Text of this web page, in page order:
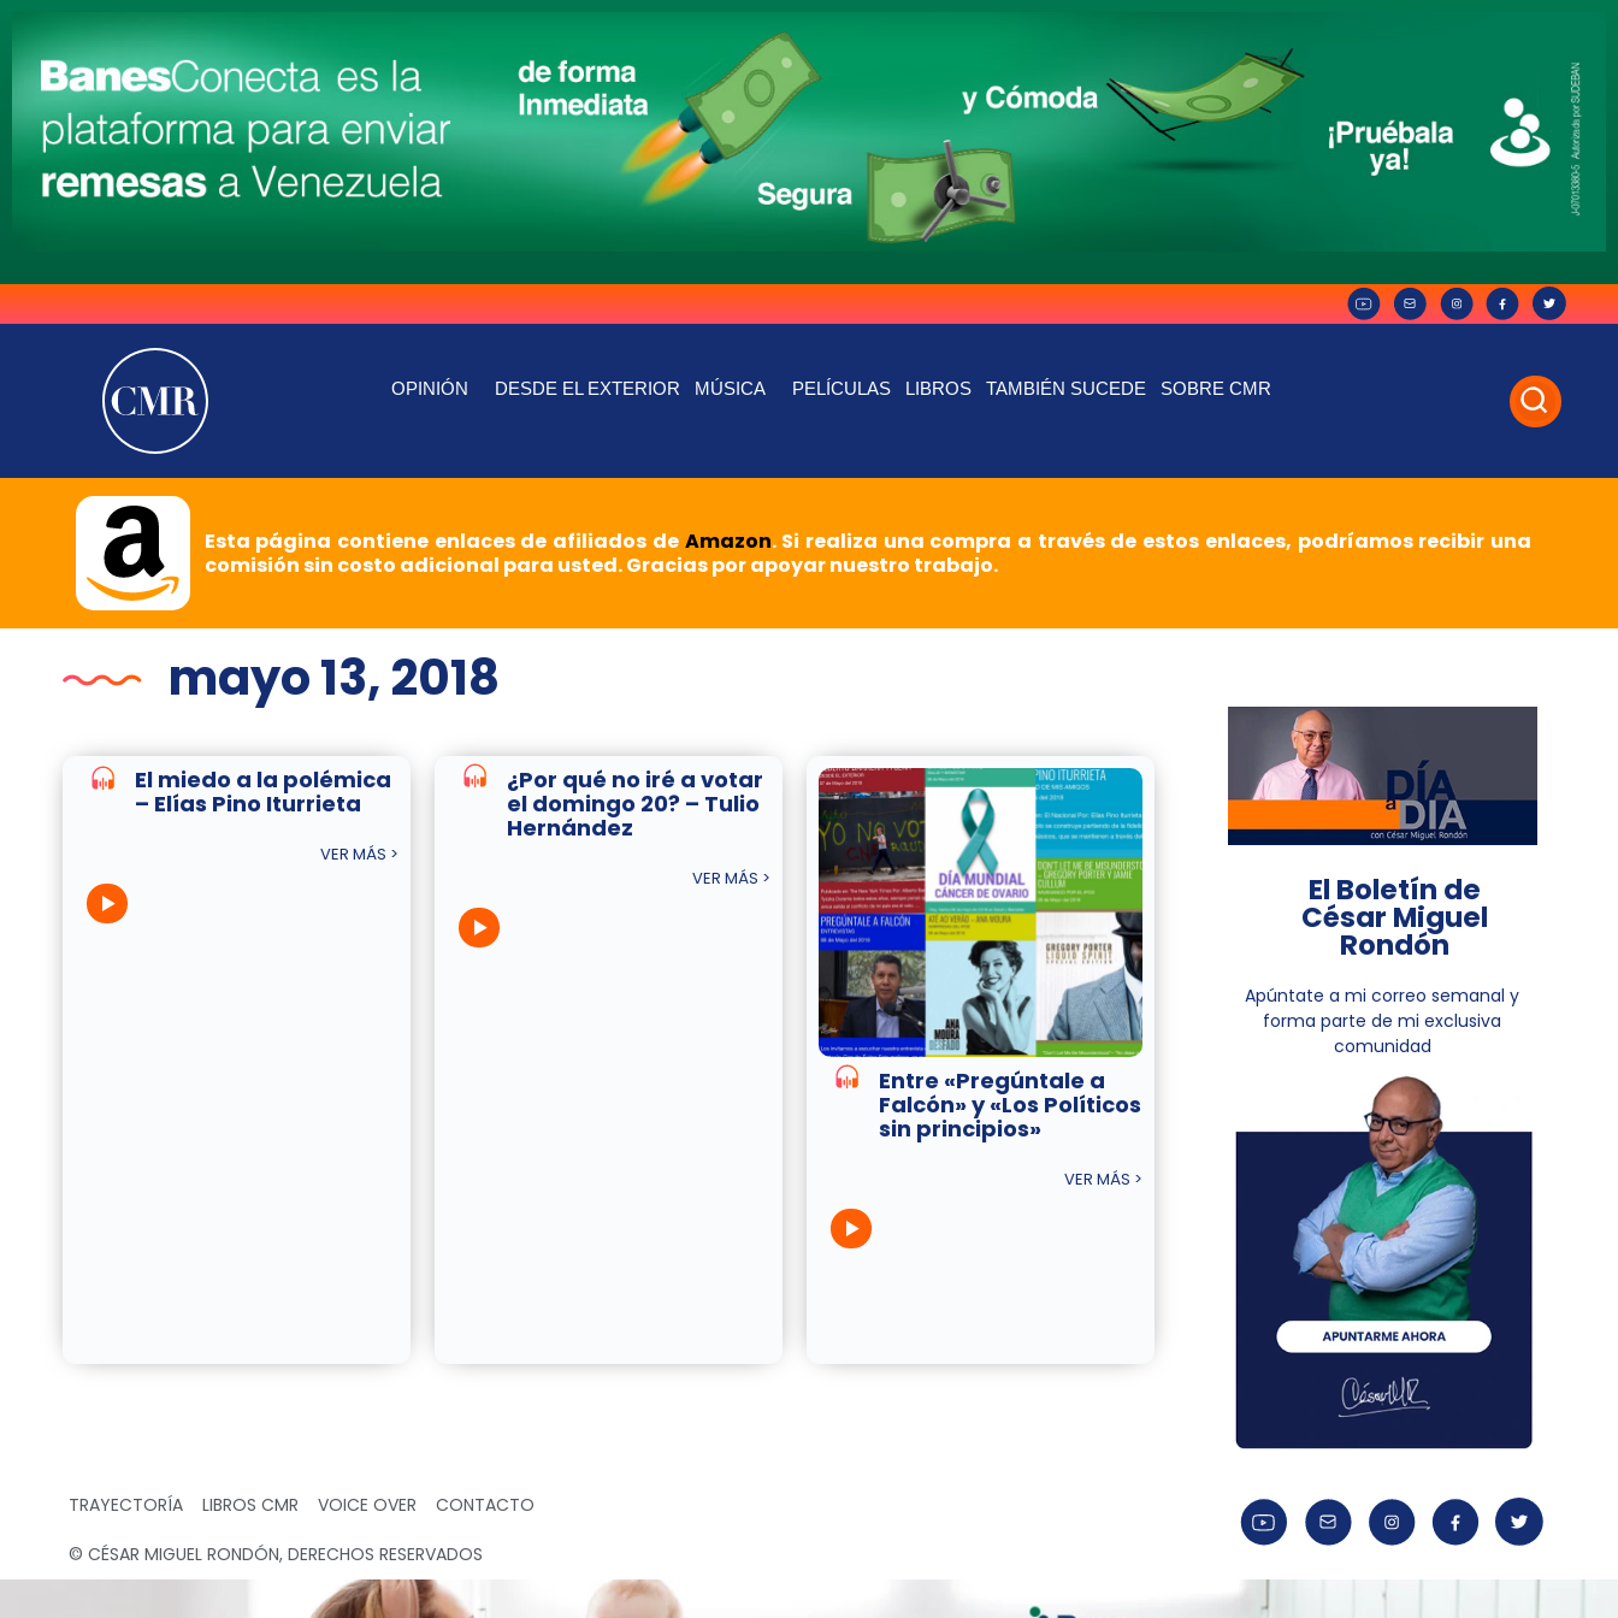
OPINIÓN DESDE EL EXTERIOR MÚSICA PELÍCULAS LIBROS TAMBIÉN SUCEDE SOBRE CMR
Esta página contiene enlaces de afiliados de Amazon. Si realiza una compra a través de estos enlaces, podríamos recibir una
comisión sin costo adicional para usted. Gracias por apoyar nuestro trabajo.
mayo 13, 2018
El miedo a la polémica
– Elías Pino Iturrieta
VER MÁS >
¿Por qué no iré a votar
el domingo 20? – Tulio
Hernández
VER MÁS >
Entre «Pregúntale a
Falcón» y «Los Políticos
sin principios»
VER MÁS >
El Boletín de
César Miguel
Rondón
Apúntate a mi correo semanal y
forma parte de mi exclusiva
comunidad
TRAYECTORÍA LIBROS CMR VOICE OVER CONTACTO
© CÉSAR MIGUEL RONDÓN, DERECHOS RESERVADOS